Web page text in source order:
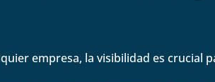
empresa, la visibilidad es crucial